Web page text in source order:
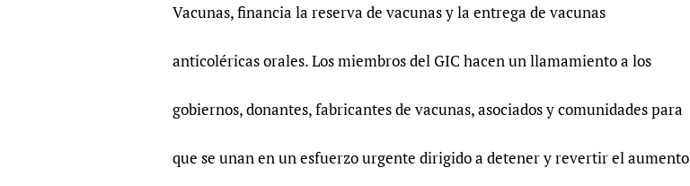
Vacunas, financia la reserva de vacunas y la entrega de vacunas
anticoléricas orales. Los miembros del GIC hacen un llamamiento a los
gobiernos, donantes, fabricantes de vacunas, asociados y comunidades para
que se unan en un esfuerzo urgente dirigido a detener y revertir el aumento